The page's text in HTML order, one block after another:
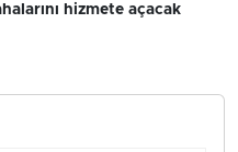
hizmete açacak